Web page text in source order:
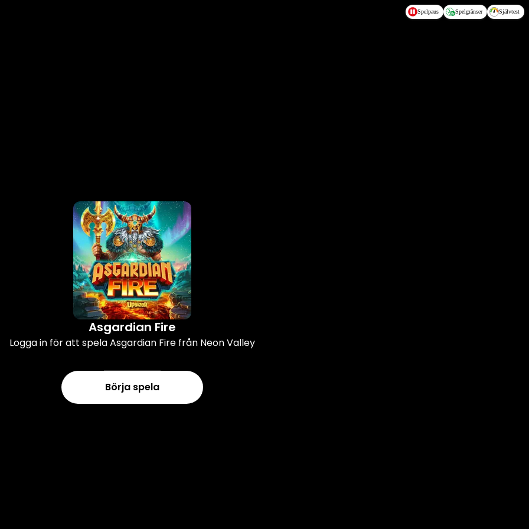
Spelpaus Spelgränser Självtest
Asgardian Fire
Logga in för att spela Asgardian Fire från Neon Valley
Börja spela